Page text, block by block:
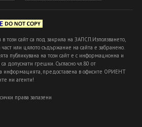
този сайт са под закрила на ЗАПСП.Използването,
или цялото съдържание на сайта е забранено.
публикувана на този сайт е с информационна и
допуснати грешки. Съгласно чл.80 от
информацията, предоставена в офисите ОРИЕНТ
ни агенти!
права запазени